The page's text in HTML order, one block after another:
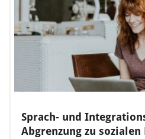
Sprach- und
Abgrenzung zu sozialen